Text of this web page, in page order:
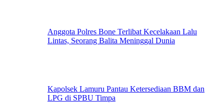
Anggota Polres Bone Terlibat Kecelakaan Lalu
Lintas, Seorang Balita Meninggal Dunia
Kapolsek Lamuru Pantau Ketersediaan BBM dan
LPG di SPBU Timpa